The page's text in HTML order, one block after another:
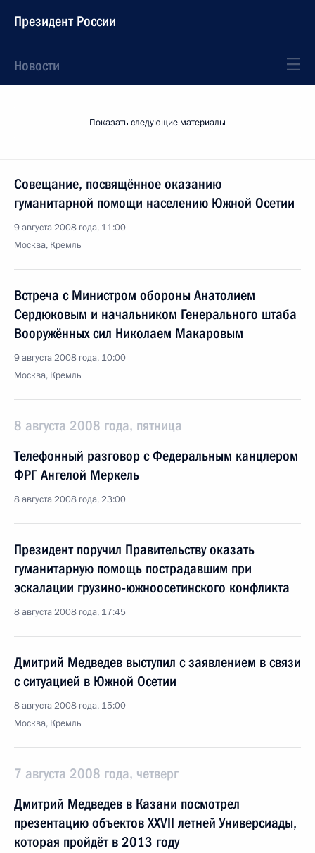
Президент России
Новости
Показать следующие материалы
Совещание, посвящённое оказанию
гуманитарной помощи населению Южной Осетии
9 августа 2008 года, 11:00
Москва, Кремль
Встреча с Министром обороны Анатолием
Сердюковым и начальником Генерального штаба
Вооружённых сил Николаем Макаровым
9 августа 2008 года, 10:00
Москва, Кремль
8 августа 2008 года, пятница
Телефонный разговор с Федеральным канцлером
ФРГ Ангелой Меркель
8 августа 2008 года, 23:00
Президент поручил Правительству оказать
гуманитарную помощь пострадавшим при
эскалации грузино-южноосетинского конфликта
8 августа 2008 года, 17:45
Дмитрий Медведев выступил с заявлением в связи
с ситуацией в Южной Осетии
8 августа 2008 года, 15:00
Москва, Кремль
7 августа 2008 года, четверг
Дмитрий Медведев в Казани посмотрел
презентацию объектов XXVII летней Универсиады,
которая пройдёт в 2013 году